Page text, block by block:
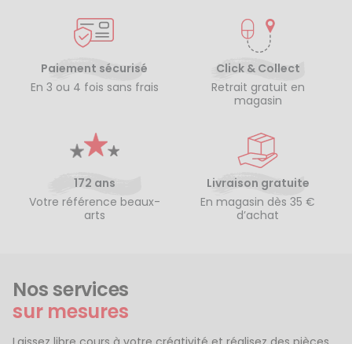
Paiement sécurisé
En 3 ou 4 fois sans frais
Click & Collect
Retrait gratuit en
magasin
172 ans
Votre référence beaux-
arts
Livraison gratuite
En magasin dès 35 €
d’achat
Nos services
sur mesures